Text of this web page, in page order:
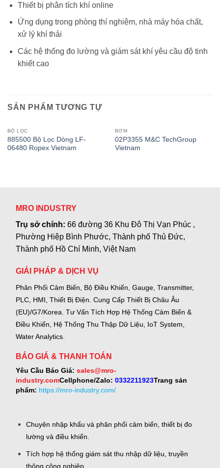
Thiết bị phân tích khí online
Ứng dụng trong phòng thí nghiệm, nhà máy hóa chất,
xử lý khí thải
Các hệ thống đo lường và giám sát khí yêu cầu độ tinh
khiết cao
SẢN PHẨM TƯƠNG TỰ
BỘ LỌC
885500 Bộ Lọc Dòng LF-
06480 Ropex Vietnam
BƠM
02P3355 M&C TechGroup
Vietnam
MRO INDUSTRY
Trụ sở chính:66 đường 36 Khu Đô Thị Vạn Phúc ,
Phường Hiệp Bình Phước, Thành phố Thủ Đức,
Thành phố Hồ Chí Minh, Việt Nam
GIẢI PHÁP & DỊCH VỤ
Phân Phối Cảm Biến, Bộ Điều Khiển, Gauge, Transmitter,
PLC, HMI, Thiết Bị Điện. Cung Cấp Thiết Bị Châu Âu
(EU)/G7/Korea. Tư Vấn Tích Hợp Hệ Thống Cảm Biến &
Điều Khiển, Hệ Thống Thu Thập Dữ Liệu, IoT System,
Water Analytics.
BÁO GIÁ & THANH TOÁN
Yêu Cầu Báo Giá: sales@mro-
industry.comCellphone/Zalo: 0332211923Trang sản
phẩm: https://mro-industry.com/
Chuyên nhập khẩu và phân phối cảm biến, thiết bị đo
lường và điều khiển.
Tích hợp hệ thống giám sát thu nhập dữ liệu, truyền
thông công nghiệp.